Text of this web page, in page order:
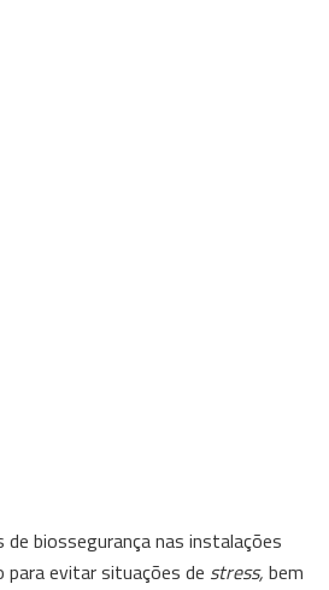
biossegurança nas instalações
evitar situações de stress, bem